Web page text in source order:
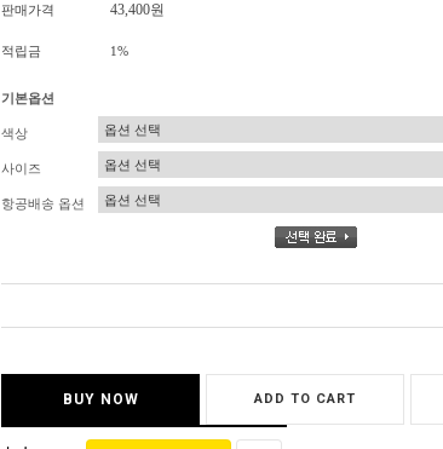
판매가격 43,400원
적립금 1%
기본옵션
색상
사이즈
항공배송 옵션
BUY NOW ADD TO CART